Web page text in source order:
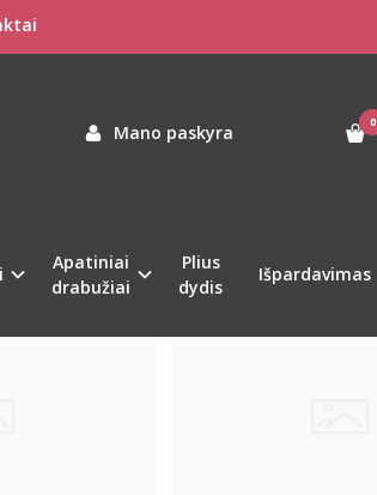
Mano paskyra 0
Apatiniai
drabužiai
Plius
dydis
Išpardavimas
Populiari